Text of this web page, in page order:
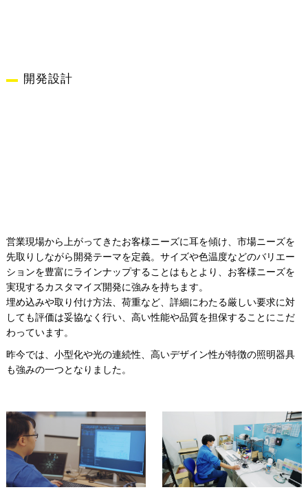
開発設計
営業現場から上がってきたお客様ニーズに耳を傾け、市場ニーズを
先取りしながら開発テーマを定義。サイズや色温度などのバリエー
ションを豊富にラインナップすることはもとより、お客様ニーズを
実現するカスタマイズ開発に強みを持ちます。
埋め込みや取り付け方法、荷重など、詳細にわたる厳しい要求に対
しても評価は妥協なく行い、高い性能や品質を担保することにこだ
わっています。
昨今では、小型化や光の連続性、高いデザイン性が特徴の照明器具
も強みの一つとなりました。